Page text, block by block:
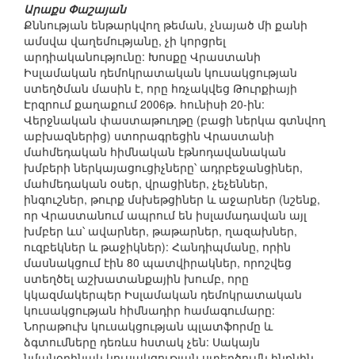
Արաքս Փաշայան
Քննության ենթարկվող թեման, չնայած մի քանի
ամսվա վաղեմությանը, չի կորցրել
արդիականությունը: Խոսքը Վրաստանի
Իսլամական դեմոկրատական կուսակցության
ստեղծման մասին է, որը հռչակվեց Թուրքիայի
Էրզրում քաղաքում 2006թ. հունիսի 20-ին:
Վերջնական փաստաթուղթը (բացի ներկա գտնվող
աբխազներից) ստորագրեցին Վրաստանի
մահմեդական հիմնական էթնոդավանական
խմբերի ներկայացուցիչները՝ ադրբեջանցիներ,
մահմեդական օսեր, վրացիներ, չեչեններ,
ինգուշներ, թուրք մսխեթցիներ և աջարներ (նշենք,
որ Վրաստանում ապրում են իսլամադավան այլ
խմբեր ևս՝ ավարներ, թաթարներ, ղազախներ,
ուզբեկներ և թաջիկներ): Հանդիպմանը, որին
մասնակցում էին 80 պատվիրակներ, որոշվեց
ստեղծել աշխատանքային խումբ, որը
կկազմակերպեր Իսլամական դեմոկրատական
կուսակցության հիմնադիր համագումարը:
Նորաթուխ կուսակցության պլատֆորմը և
ձգտումները դեռևս հստակ չեն: Սակայն